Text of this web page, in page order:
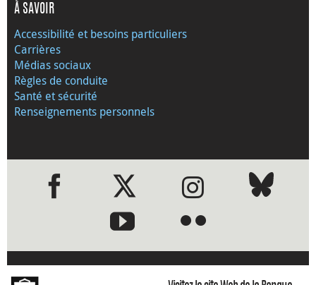
À SAVOIR
Accessibilité et besoins particuliers
Carrières
Médias sociaux
Règles de conduite
Santé et sécurité
Renseignements personnels
●●